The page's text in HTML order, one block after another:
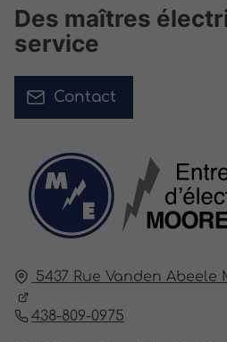
5437 Rue Vanden Abeele
438-809-0975
Des maîtres
service
Contact